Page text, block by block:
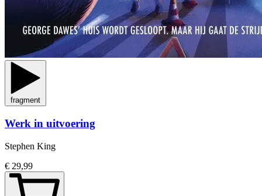
fragment
Werk in uitvoering
Stephen King
€ 29,99